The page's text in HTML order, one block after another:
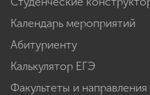
Календарь мероприятий
Абитуриенту
Калькулятор ЕГЭ
Факультеты и направления